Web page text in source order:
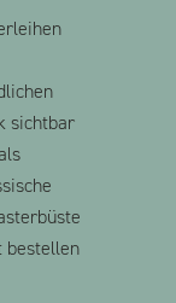
sichtbar
bestellen